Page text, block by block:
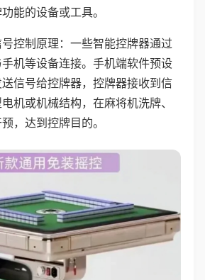
能的设备或工具。
控制原理：一些智能控牌器通过
机等设备连接。手机端软件预设
信号给控牌器，控牌器接收到信
机或机械结构，在麻将机洗牌、
，达到控牌目的。